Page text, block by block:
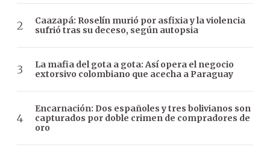
Caazapá: Roselín murió por asfixia y la violencia
sufrió tras su deceso, según autopsia
La mafia del gota a gota: Así opera el negocio
extorsivo colombiano que acecha a Paraguay
Encarnación: Dos españoles y tres bolivianos son
capturados por doble crimen de compradores de
oro